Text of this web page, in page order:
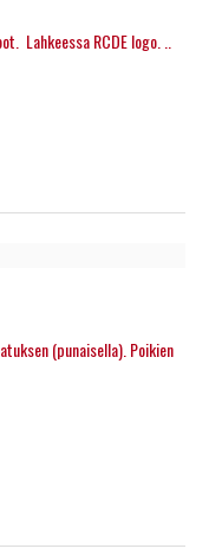
Lahkeessa RCDE logo. ..
(punaisella). Poikien